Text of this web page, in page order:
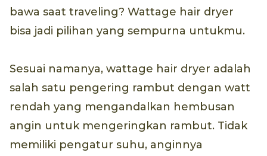
bawa saat traveling? Wattage hair dryer
bisa jadi pilihan yang sempurna untukmu.
Sesuai namanya, wattage hair dryer adalah
salah satu pengering rambut dengan watt
rendah yang mengandalkan hembusan
angin untuk mengeringkan rambut. Tidak
memiliki pengatur suhu, anginnya